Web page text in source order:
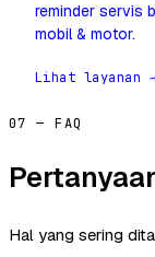
reminder servis
mobil & motor.
Lihat layanan
07 — FAQ
Hal yang sering